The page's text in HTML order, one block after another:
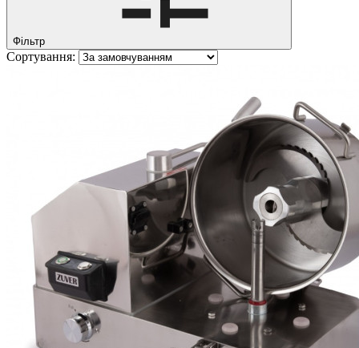
Фільтр
Сортування: